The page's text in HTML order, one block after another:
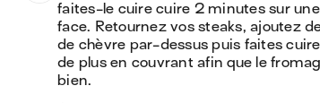
faites-le cuire cuire 2 minutes sur
face. Retournez vos steaks, ajoutez
de chèvre par-dessus puis faites
de plus en couvrant afin que le
bien.